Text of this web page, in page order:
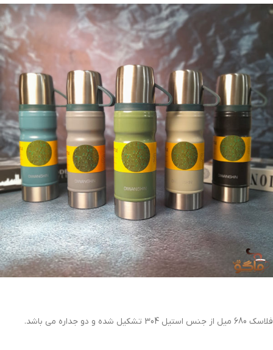
فلاسک 680 میل از جنس استیل 304 تشکیل شده و دو جداره می باشد.